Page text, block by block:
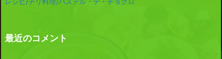
最近のコメント